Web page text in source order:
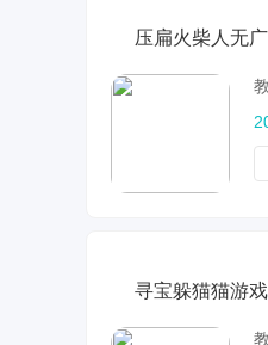
压扁火柴人无
寻宝躲猫猫游